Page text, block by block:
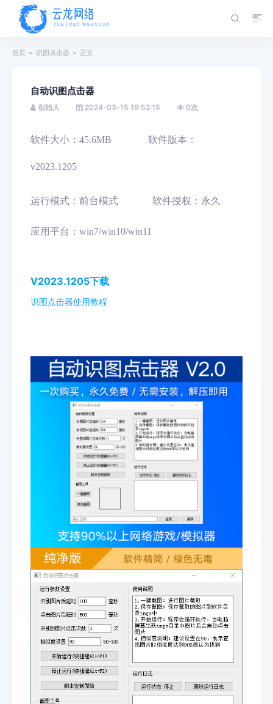
首页 识图点击器 正文
自动识图点击器
创始人 2024-03-15 19:52:15 0次
软件大小： 45.6MB 软件版本：
v2023.1205
运行模式：前台模式 软件授权：永久
应用平台： win7/win10/win11
V2023.1205下载
识图点击器使用教程